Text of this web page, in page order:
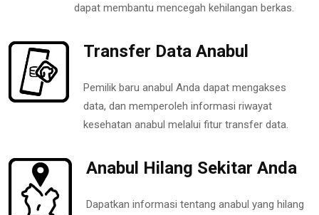
dapat membantu mencegah kehilangan berkas.
Transfer Data Anabul
Pemilik baru anabul Anda dapat mengakses
data, dan memperoleh informasi riwayat
kesehatan anabul melalui fitur transfer data.
Anabul Hilang Sekitar Anda
Dapatkan informasi tentang anabul yang hilang